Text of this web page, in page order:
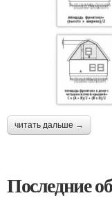
читать дальше →
Последние